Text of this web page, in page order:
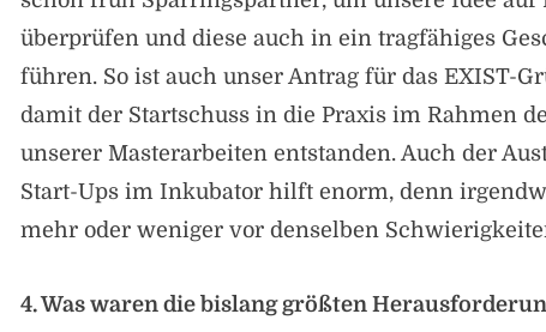
überprüfen und diese auch in ein tragfähiges
führen. So ist auch unser Antrag für das EXIST-
damit der Startschuss in die Praxis im Rahmen
unserer Masterarbeiten entstanden. Auch der
Start-Ups im Inkubator hilft enorm, denn
mehr oder weniger vor denselben
4. Was waren die bislang größten